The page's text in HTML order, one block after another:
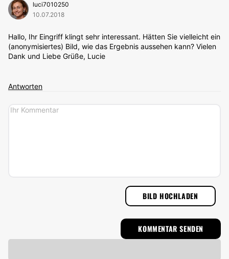
luci7010250
10.07.2018
Hallo, Ihr Eingriff klingt sehr interessant. Hätten Sie vielleicht ein
(anonymisiertes) Bild, wie das Ergebnis aussehen kann? Vielen
Dank und Liebe Grüße, Lucie
Antworten
BILD HOCHLADEN